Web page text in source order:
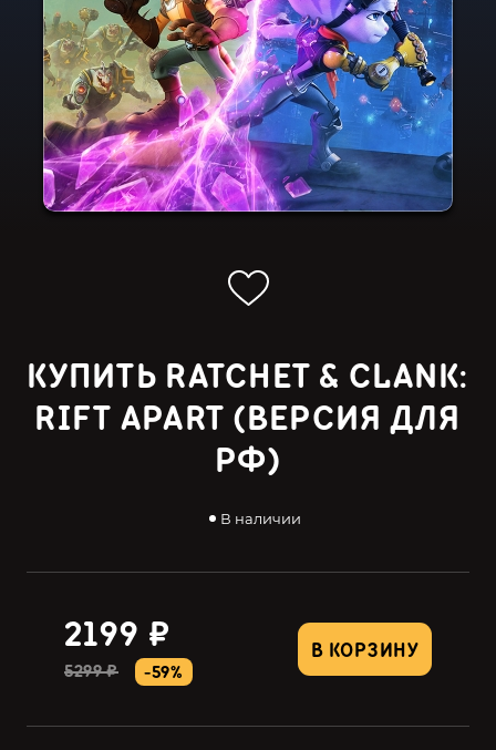
КУПИТЬ RATCHET & CLANK:
RIFT APART (ВЕРСИЯ ДЛЯ
РФ)
В наличии
В КОРЗИНУ
2199 ₽
5299 ₽ -59%